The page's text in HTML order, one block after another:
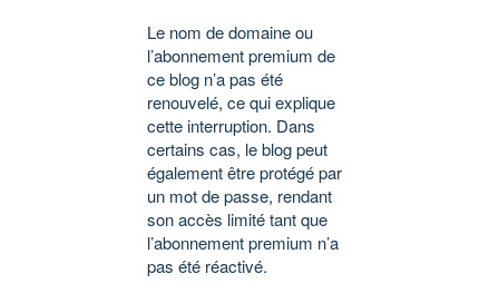
Le nom de domaine ou
l’abonnement premium de
ce blog n’a pas été
renouvelé, ce qui explique
cette interruption. Dans
certains cas, le blog peut
également être protégé par
un mot de passe, rendant
son accès limité tant que
l’abonnement premium n’a
pas été réactivé.